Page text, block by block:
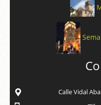
Calle Vidal